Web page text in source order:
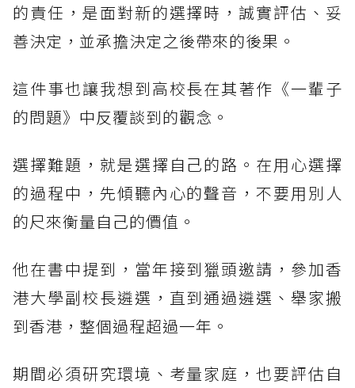
的責任，是面對新的選擇時，誠實評估、妥
善決定，並承擔決定之後帶來的後果。
這件事也讓我想到高校長在其著作《一輩子
的問題》中反覆談到的觀念。
選擇難題，就是選擇自己的路。在用心選擇
的過程中，先傾聽內心的聲音，不要用別人
的尺來衡量自己的價值。
他在書中提到，當年接到獵頭邀請，參加香
港大學副校長遴選，直到通過遴選、舉家搬
到香港，整個過程超過一年。
期間必須研究環境、考量家庭，也要評估自